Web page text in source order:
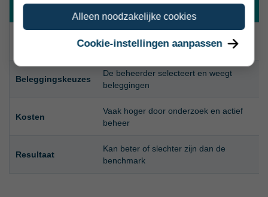
Kenmerk
eigen strategie uitvoeren
Beleggingskeuzes
De beheerder selecteert en weegt
beleggingen
Kosten
Vaak hoger door onderzoek en actief
beheer
Resultaat
Kan beter of slechter zijn dan de
benchmark
Alleen noodzakelijke cookies
Cookie-instellingen aanpassen